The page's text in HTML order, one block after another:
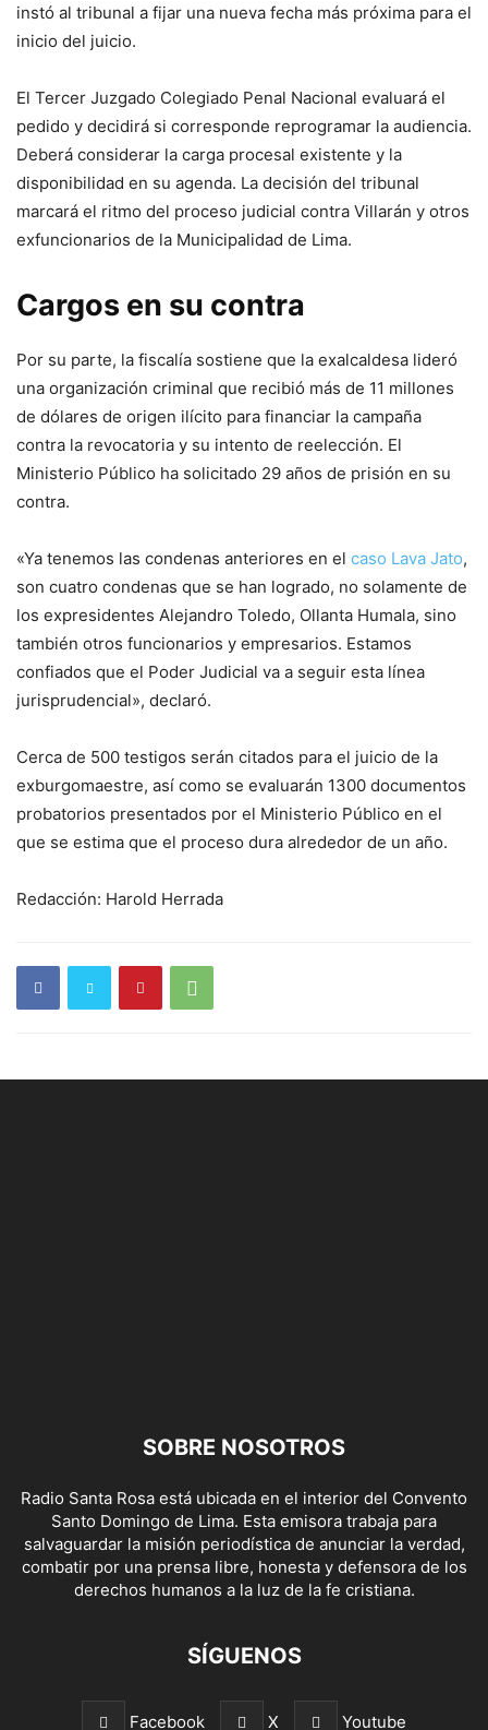
instó al tribunal a fijar una nueva fecha más próxima para el
inicio del juicio.
El Tercer Juzgado Colegiado Penal Nacional evaluará el
pedido y decidirá si corresponde reprogramar la audiencia.
Deberá considerar la carga procesal existente y la
disponibilidad en su agenda. La decisión del tribunal
marcará el ritmo del proceso judicial contra Villarán y otros
exfuncionarios de la Municipalidad de Lima.
Cargos en su contra
Por su parte, la fiscalía sostiene que la exalcaldesa lideró
una organización criminal que recibió más de 11 millones
de dólares de origen ilícito para financiar la campaña
contra la revocatoria y su intento de reelección. El
Ministerio Público ha solicitado 29 años de prisión en su
contra.
«Ya tenemos las condenas anteriores en el caso Lava Jato,
son cuatro condenas que se han logrado, no solamente de
los expresidentes Alejandro Toledo, Ollanta Humala, sino
también otros funcionarios y empresarios. Estamos
confiados que el Poder Judicial va a seguir esta línea
jurisprudencial», declaró.
Cerca de 500 testigos serán citados para el juicio de la
exburgomaestre, así como se evaluarán 1300 documentos
probatorios presentados por el Ministerio Público en el
que se estima que el proceso dura alrededor de un año.
Redacción: Harold Herrada
SOBRE NOSOTROS
Radio Santa Rosa está ubicada en el interior del Convento
Santo Domingo de Lima. Esta emisora trabaja para
salvaguardar la misión periodística de anunciar la verdad,
combatir por una prensa libre, honesta y defensora de los
derechos humanos a la luz de la fe cristiana.
SÍGUENOS
Facebook X Youtube